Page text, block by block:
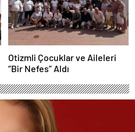
Otizmli Çocuklar ve Aileleri
“Bir Nefes” Aldı